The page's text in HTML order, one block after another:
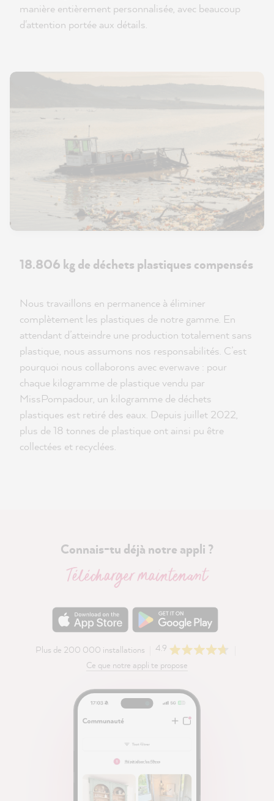
manière entièrement personnalisée, avec beaucoup
d'attention portée aux détails.
18.806 kg de déchets plastiques compensés
Nous travaillons en permanence à éliminer
complètement les plastiques de notre gamme. En
attendant d’atteindre une production totalement sans
plastique, nous assumons nos responsabilités. C’est
pourquoi nous collaborons avec everwave : pour
chaque kilogramme de plastique vendu par
MissPompadour, un kilogramme de déchets
plastiques est retiré des eaux. Depuis juillet 2022,
plus de 18 tonnes de plastique ont ainsi pu être
collectées et recyclées.
Connais-tu déjà notre appli ?
Télécharger maintenant
Plus de 200 000 installations
4.9
Ce que notre appli te propose